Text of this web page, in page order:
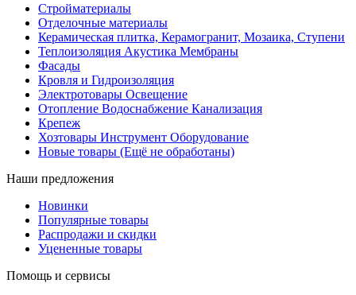
Стройматериалы
Отделочные материалы
Керамическая плитка, Керамогранит, Мозаика, Ступени
Теплоизоляция Акустика Мембраны
Фасады
Кровля и Гидроизоляция
Электротовары Освещение
Отопление Водоснабжение Канализация
Крепеж
Хозтовары Инструмент Оборудование
Новые товары (Ещё не обработаны)
Наши предложения
Новинки
Популярные товары
Распродажи и скидки
Уцененные товары
Помощь и сервисы